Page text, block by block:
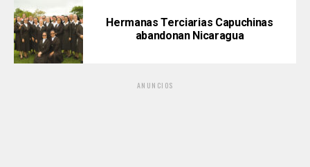
Hermanas Terciarias Capuchinas
abandonan Nicaragua
ANUNCIOS